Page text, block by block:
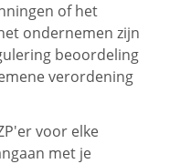
of het
ondernemen zijn
beoordeling
verordening
voor elke
met je